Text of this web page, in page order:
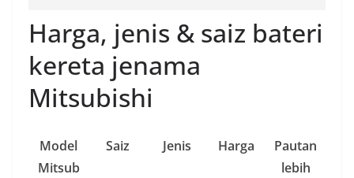
Harga, jenis & saiz bateri
kereta jenama
Mitsubishi
Model
Mitsub
Saiz Jenis Harga
Pautan
lebih